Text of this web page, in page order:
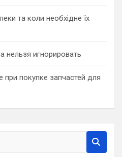
та коли необхідне їх
нельзя игнорировать
при покупке запчастей для